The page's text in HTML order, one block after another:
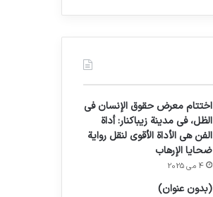
اختتام معرض حقوق الإنسان في
الظل، في مدينة زيباكنار: أداة
الفن هي الأداة الأقوى لنقل رواية
ضحايا الإرهاب
4 می 2025
(بدون عنوان)